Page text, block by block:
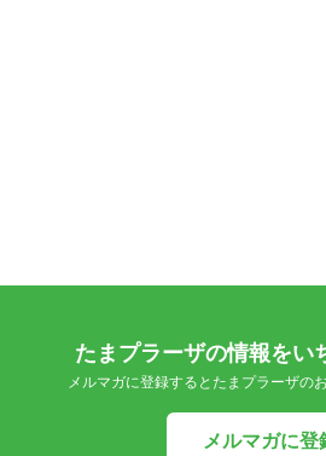
たまプラーザの情報をい
メルマガに登録するとたまプラーザの
メルマガに登